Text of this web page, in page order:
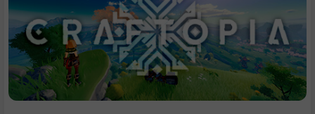
养育宠物
5.迷宫探索
6.渔业
交通工具
. 技能树